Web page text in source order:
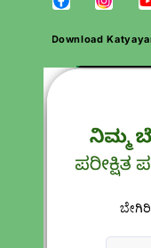
Download
ತ್ವರಿತ ಲಿಂಕ್‌ಗಳು
ಹುಡುಕಿ